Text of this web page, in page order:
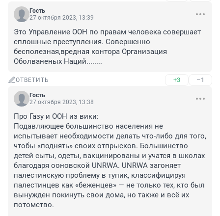
Гость
27 октября 2023, 13:39
Это Управление ООН по правам человека совершает
сплошные преступления. Совершенно
бесполезная,вредная контора Организация
Оболваненых Наций........
ОТВЕТИТЬ +3 –1
Гость
27 октября 2023, 13:38
Про Газу и ООН из вики:
Подавляющее большинство населения не
испытывает необходимости делать что-либо для того,
чтобы «поднять» своих отпрысков. Большинство
детей сыты, одеты, вакцинированы и учатся в школах
благодаря ооновской UNRWA. UNRWA загоняет
палестинскую проблему в тупик, классифицируя
палестинцев как «беженцев» — не только тех, кто был
вынужден покинуть свои дома, но также и всё их
потомство.